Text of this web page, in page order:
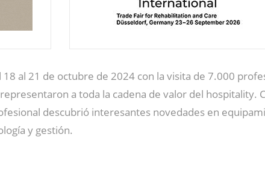
al 21 de octubre de 2024 con la visita de 7.000
a toda la cadena de valor del hospitality.
descubrió interesantes novedades en
y gestión.